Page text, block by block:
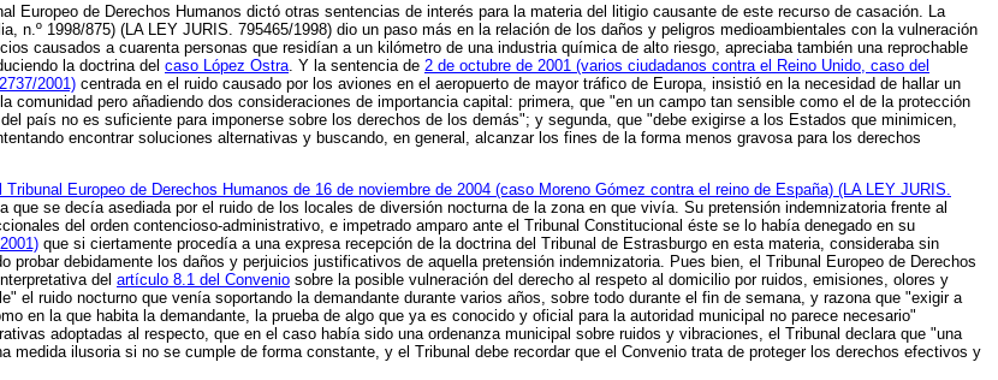
Europeo de Derechos Humanos dictó otras sentencias de interés para la materia del litigio causante de este recurso de casación. La
n.º 1998/875) (LA LEY JURIS. 795465/1998) dio un paso más en la relación de los daños y peligros medioambientales con la vulneración
causados a cuarenta personas que residían a un kilómetro de una industria química de alto riesgo, apreciaba también una reprochable
la doctrina del caso López Ostra . Y la sentencia de 2 de octubre de 2001 (varios ciudadanos contra el Reino Unido, caso del
2001) centrada en el ruido causado por los aviones en el aeropuerto de mayor tráfico de Europa, insistió en la necesidad de hallar un
comunidad pero añadiendo dos consideraciones de importancia capital: primera, que "en un campo tan sensible como el de la protección
país no es suficiente para imponerse sobre los derechos de los demás"; y segunda, que "debe exigirse a los Estados que minimicen,
encontrar soluciones alternativas y buscando, en general, alcanzar los fines de la forma menos gravosa para los derechos
Tribunal Europeo de Derechos Humanos de 16 de noviembre de 2004 (caso Moreno Gómez contra el reino de España) (LA LEY JURIS.
que se decía asediada por el ruido de los locales de diversión nocturna de la zona en que vivía. Su pretensión indemnizatoria frente al
del orden contencioso-administrativo, e impetrado amparo ante el Tribunal Constitucional éste se lo había denegado en su
que si ciertamente procedía a una expresa recepción de la doctrina del Tribunal de Estrasburgo en esta materia, consideraba sin
probar debidamente los daños y perjuicios justificativos de aquella pretensión indemnizatoria. Pues bien, el Tribunal Europeo de Derechos
del artículo 8.1 del Convenio sobre la posible vulneración del derecho al respeto al domicilio por ruidos, emisiones, olores y
el ruido nocturno que venía soportando la demandante durante varios años, sobre todo durante el fin de semana, y razona que "exigir a
en la que habita la demandante, la prueba de algo que ya es conocido y oficial para la autoridad municipal no parece necesario"
adoptadas al respecto, que en el caso había sido una ordenanza municipal sobre ruidos y vibraciones, el Tribunal declara que "una
medida ilusoria si no se cumple de forma constante, y el Tribunal debe recordar que el Convenio trata de proteger los derechos efectivos y